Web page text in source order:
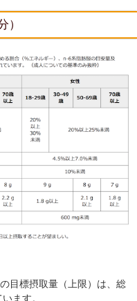
）
目標摂取量（上限）は、総
ます。